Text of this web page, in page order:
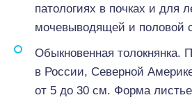
патологиях в почках и для
мочевыводящей и половой
Обыкновенная толокнянка.
в России, Северной
от 5 до 30 см. Форма